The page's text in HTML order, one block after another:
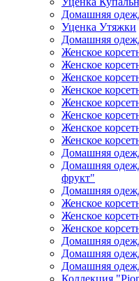
Домашняя
Уценка Утяжки
Домашняя
Женское
Женское
Женское
Женское
Женское
Женское
Женское
Женское
Домашняя
Домашняя
фрукт"
Домашняя
Женское
Женское
Женское
Домашняя
Домашняя
Домашняя
Коллекция